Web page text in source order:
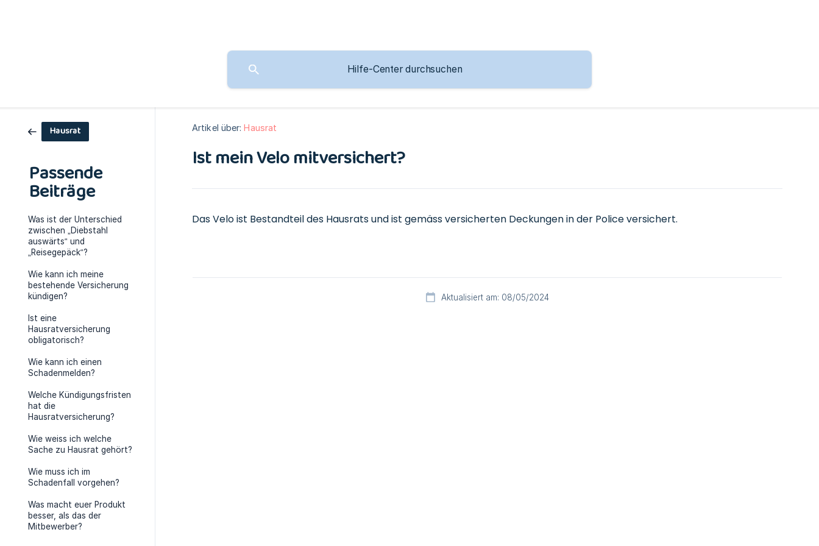
Hausrat
Passende
Beiträge
Was ist der Unterschied
zwischen „Diebstahl
auswärts“ und
„Reisegepäck“?
Wie kann ich meine
bestehende Versicherung
kündigen?
Ist eine
Hausratversicherung
obligatorisch?
Wie kann ich einen
Schadenmelden?
Welche Kündigungsfristen
hat die
Hausratversicherung?
Wie weiss ich welche
Sache zu Hausrat gehört?
Wie muss ich im
Schadenfall vorgehen?
Was macht euer Produkt
besser, als das der
Mitbewerber?
Artikel über: Hausrat
Ist mein Velo mitversichert?
Das Velo ist Bestandteil des Hausrats und ist gemäss versicherten Deckungen in der Police versichert.
Aktualisiert am: 08/05/2024